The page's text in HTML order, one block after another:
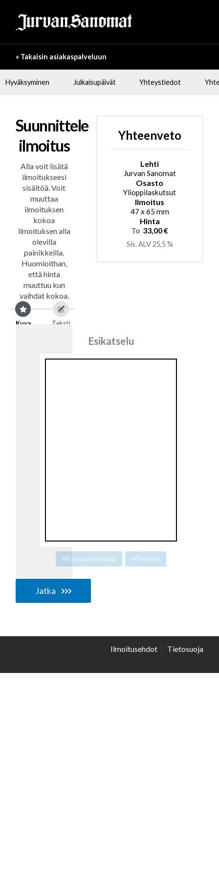
« Takaisin asiakaspalveluun
Hyväksyminen Julkaisupäivät Yhteystiedot
Suunnittele
ilmoitus
Alla voit lisätä
ilmoitukseesi
sisältöä. Voit
muuttaa
ilmoituksen
kokoa
ilmoituksen alla
olevilla
painikkeilla.
Huomioithan,
että hinta
muuttuu kun
vaihdat kokoa.
Kuva Teksti
Esikatselu
Kasvata korkeutta Pienennä
Jatka
Yhteenveto
Lehti
Jurvan Sanomat
Osasto
Ylioppilaskutsut
Ilmoitus
47 x 65 mm
Hinta
To 33,00 €
Sis. ALV 25,5 %
Ilmoitusehdot Tietosuoja